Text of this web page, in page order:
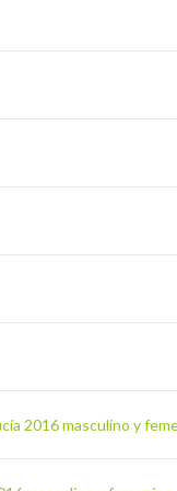
2016 masculino y